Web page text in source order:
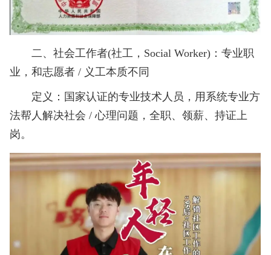
二、社会工作者(社工，Social Worker)：专业职
业，和志愿者 / 义工本质不同
定义：国家认证的专业技术人员，用系统专业方
法帮人解决社会 / 心理问题，全职、领薪、持证上
岗。